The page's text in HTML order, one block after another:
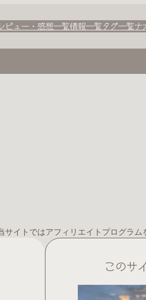
レビュー・感想一覧情報一覧タグ一覧ナ
サイトではアフィリエイトプログラ
このサ